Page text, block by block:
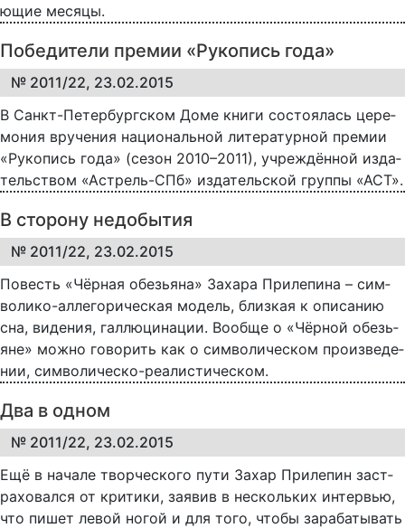
ю­щие ме­ся­цы.
Победители премии «Рукопись года»
№ 2011/22, 23.02.2015
В Санкт-Пе­тер­бург­ском До­ме кни­ги со­сто­я­лась це­ре­
мо­ния вру­че­ния на­ци­о­наль­ной ли­те­ра­тур­ной пре­мии
«Ру­ко­пись го­да» (се­зон 2010–2011), уч­реж­дён­ной из­да­
тель­ст­вом «Ас­т­рель-СПб» из­да­тель­ской груп­пы «АСТ».
В сторону недобытия
№ 2011/22, 23.02.2015
По­весть «Чёр­ная обе­зь­я­на» За­ха­ра При­ле­пи­на – сим­
во­ли­ко-ал­ле­го­ри­че­с­кая мо­дель, близ­кая к опи­са­нию
сна, ви­де­ния, гал­лю­ци­на­ции. Во­об­ще о «Чёр­ной обе­зь­
я­не» мож­но го­во­рить как о сим­во­ли­че­с­ком про­из­ве­де­
нии, сим­во­ли­че­с­ко-ре­а­ли­с­ти­че­с­ком.
Два в одном
№ 2011/22, 23.02.2015
Ещё в на­ча­ле твор­че­с­ко­го пу­ти За­хар При­ле­пин за­ст­
ра­хо­вал­ся от кри­ти­ки, за­явив в не­сколь­ких ин­тер­вью,
что пи­шет ле­вой но­гой и для то­го, что­бы за­ра­ба­ты­вать